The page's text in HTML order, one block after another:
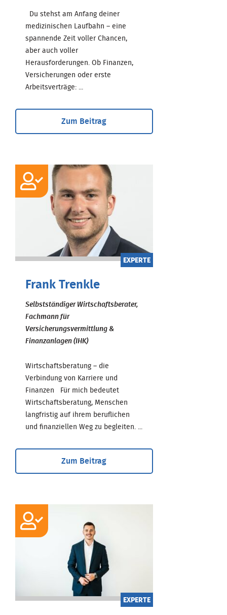
Du stehst am Anfang deiner
medizinischen Laufbahn – eine
spannende Zeit voller Chancen,
aber auch voller
Herausforderungen. Ob Finanzen,
Versicherungen oder erste
Arbeitsverträge: ...
Zum Beitrag
EXPERTE
Frank Trenkle
Selbstständiger Wirtschaftsberater,
Fachmann für
Versicherungsvermittlung &
Finanzanlagen (IHK)
Wirtschaftsberatung – die
Verbindung von Karriere und
Finanzen Für mich bedeutet
Wirtschaftsberatung, Menschen
langfristig auf ihrem beruflichen
und finanziellen Weg zu begleiten. ...
Zum Beitrag
EXPERTE